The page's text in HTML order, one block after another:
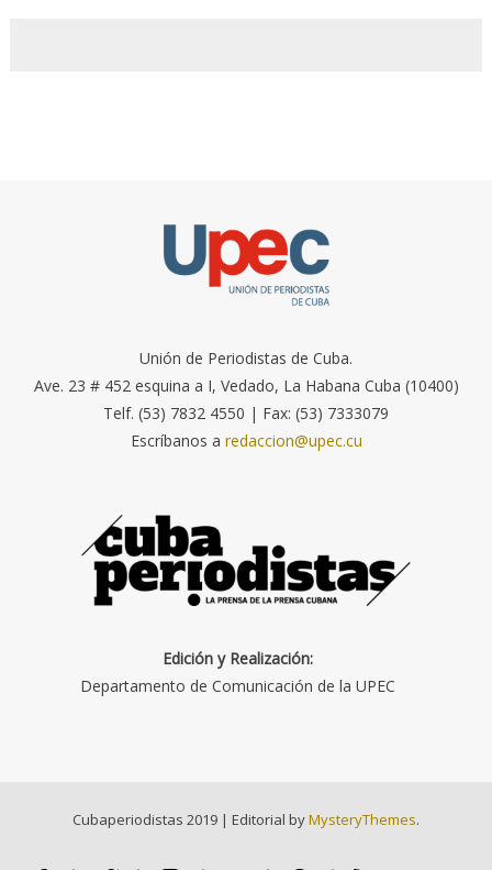
Unión de Periodistas de Cuba.
Ave. 23 # 452 esquina a I, Vedado, La Habana Cuba (10400)
Telf. (53) 7832 4550 | Fax: (53) 7333079
Escríbanos a redaccion@upec.cu
Edición y Realización:
Departamento de Comunicación de la UPEC
Cubaperiodistas 2019 | Editorial byMysteryThemes.